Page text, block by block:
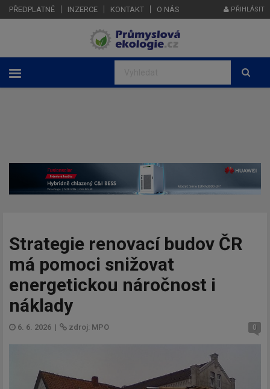
PŘEDPLATNÉ INZERCE KONTAKT O NÁS PŘIHLÁSIT
Strategie renovací budov ČR
má pomoci snižovat
energetickou náročnost i
náklady
6. 6. 2026 | zdroj: MPO 0